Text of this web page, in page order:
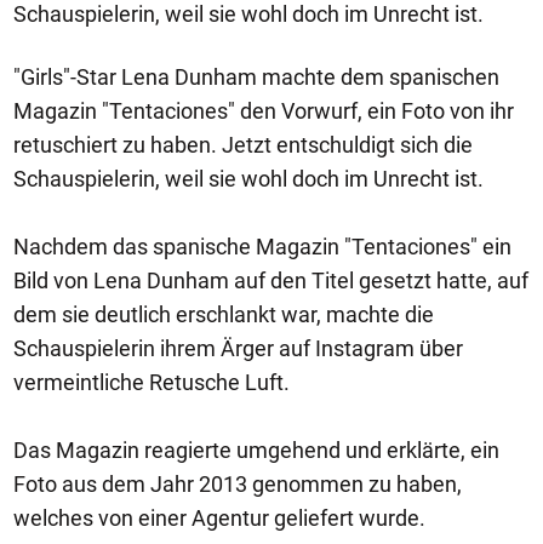
Schauspielerin, weil sie wohl doch im Unrecht ist.
"Girls"-Star Lena Dunham machte dem spanischen
Magazin "Tentaciones" den Vorwurf, ein Foto von ihr
retuschiert zu haben. Jetzt entschuldigt sich die
Schauspielerin, weil sie wohl doch im Unrecht ist.
Nachdem das spanische Magazin "Tentaciones" ein
Bild von Lena Dunham auf den Titel gesetzt hatte, auf
dem sie deutlich erschlankt war, machte die
Schauspielerin ihrem Ärger auf Instagram über
vermeintliche Retusche Luft.
Das Magazin reagierte umgehend und erklärte, ein
Foto aus dem Jahr 2013 genommen zu haben,
welches von einer Agentur geliefert wurde.